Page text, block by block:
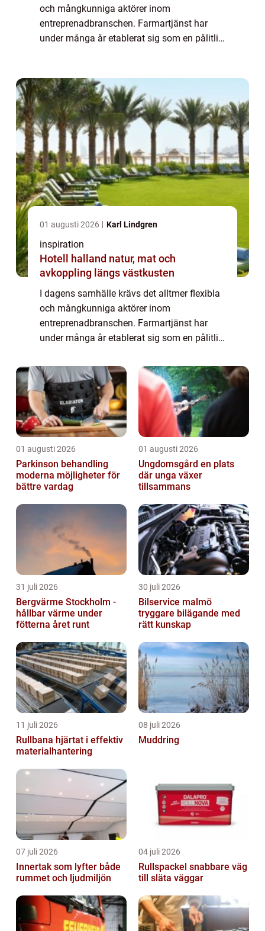
och mångkunniga aktörer inom
entreprenadbranschen. Farmartjänst har
under många år etablerat sig som en pålitlig
01 augusti 2026 Karl Lindgren
inspiration
Hotell halland natur, mat och
avkoppling längs västkusten
I dagens samhälle krävs det alltmer flexibla
och mångkunniga aktörer inom
entreprenadbranschen. Farmartjänst har
under många år etablerat sig som en pålitlig
01 augusti 2026
Parkinson behandling
moderna möjligheter för
bättre vardag
01 augusti 2026
Ungdomsgård en plats
där unga växer
tillsammans
31 juli 2026
Bergvärme Stockholm -
hållbar värme under
fötterna året runt
30 juli 2026
Bilservice malmö
tryggare bilägande med
rätt kunskap
11 juli 2026
Rullbana hjärtat i effektiv
materialhantering
08 juli 2026
Muddring
07 juli 2026
Innertak som lyfter både
rummet och ljudmiljön
04 juli 2026
Rullspackel snabbare väg
till släta väggar